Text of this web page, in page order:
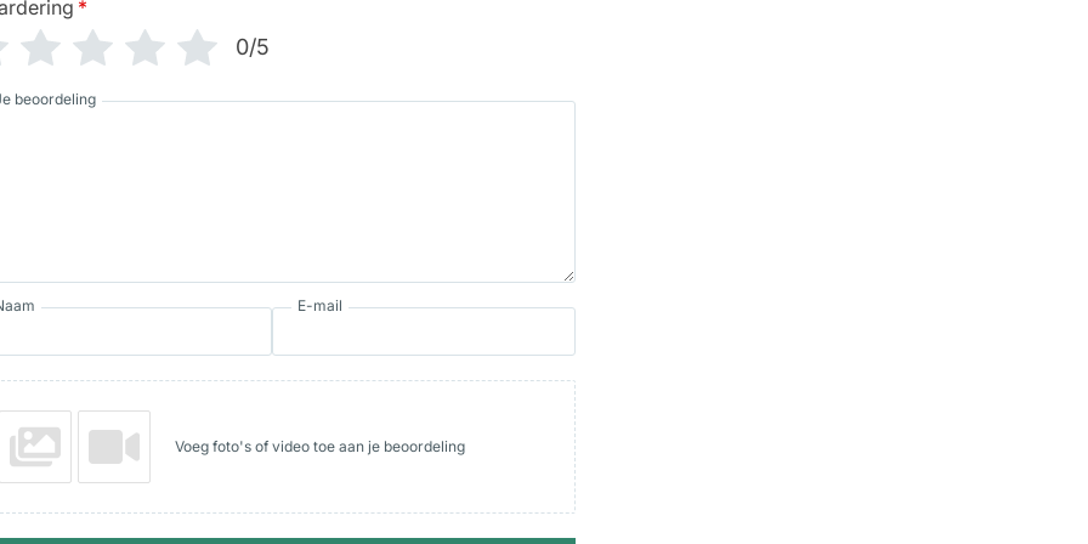
*
0/5
beoordeling
E-mail
Voeg foto's of video toe aan je beoordeling